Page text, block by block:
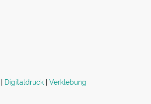
Digitaldruck Verklebung